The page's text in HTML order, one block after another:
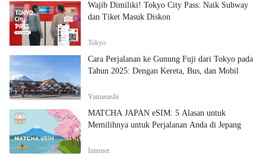
Wajib Dimiliki! Tokyo City Pass: Naik Subway
dan Tiket Masuk Diskon
Tokyo
Cara Perjalanan ke Gunung Fuji dari Tokyo pada
Tahun 2025: Dengan Kereta, Bus, dan Mobil
Yamanashi
MATCHA JAPAN eSIM: 5 Alasan untuk
Memilihnya untuk Perjalanan Anda di Jepang
Internet